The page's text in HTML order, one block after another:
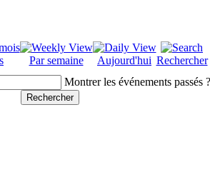
Par semaine Aujourd'hui Rechercher
Montrer les événements passés ?